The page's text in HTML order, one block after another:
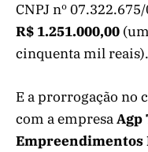
CNPJ nº
R$ 1.251.000,00
cinquenta mil reais).
E a prorrogação no
com a empresaAgp
Empreendimentos